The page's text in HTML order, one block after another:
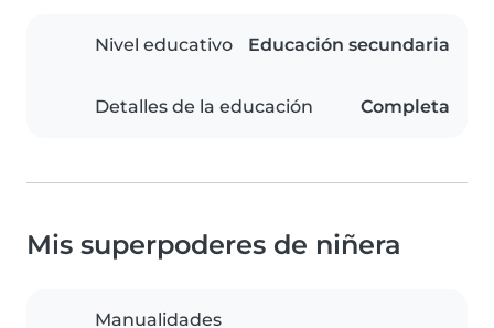
Nivel educativo Educación secundaria
Detalles de la educación Completa
Mis superpoderes de niñera
Manualidades